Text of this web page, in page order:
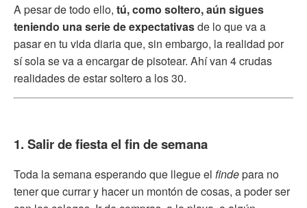
A pesar de todo ello, tú, como soltero, aún sigues
teniendo una serie de expectativasde lo que va a
pasar en tu vida diaria que, sin embargo, la realidad por
sí sola se va a encargar de pisotear. Ahí van 4 crudas
realidades de estar soltero a los 30.
1. Salir de fiesta el fin de semana
Toda la semana esperando que llegue el findepara no
tener que currar y hacer un montón de cosas, a poder ser